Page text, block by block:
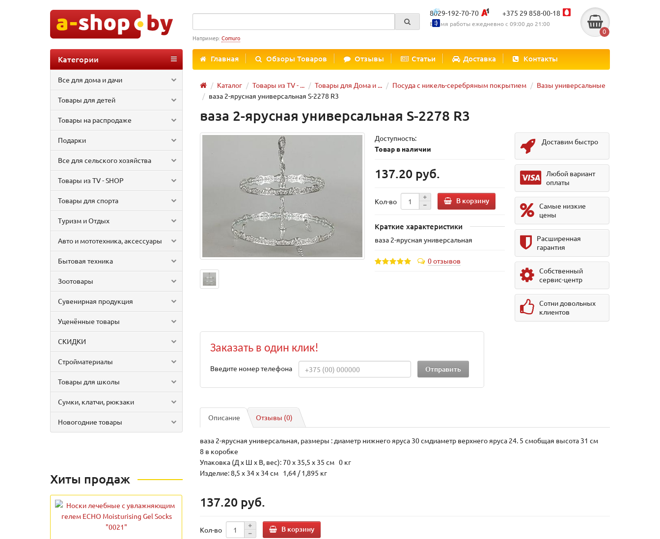
8029-192-70-70 +375 29 858-00-18
Время работы ежедневно с 09:00 до 21:00
0
Например: Comuro
Главная Обзоры Товаров Отзывы Статьи Доставка Контакты
Категории
Все для дома и дачи
Товары для детей
Товары на распродаже
Подарки
Все для сельского хозяйства
Товары из TV - SHOP
Товары для спорта
Туризм и Отдых
Авто и мототехника, аксессуары
Бытовая техника
Зоотовары
Сувенирная продукция
Уценённые товары
СКИДКИ
Стройматериалы
Товары для школы
Сумки, клатчи, рюкзаки
Новогодние товары
Каталог Товары из TV - ... Товары для Дома и ... Посуда с никель-серебряным покрытием
Вазы универсальные
ваза 2-ярусная универсальная S-2278 R3
Хиты продаж
ваза 2-ярусная универсальная S-2278 R3
Доступность:
Товар в наличии
137.20 руб.
Кол-во В корзину
Краткие характеристики
ваза 2-ярусная универсальная
0 отзывов
Доставим быстро
Любой вариант
оплаты
Самые низкие
цены
Расширенная
гарантия
Собственный
сервис-центр
Сотни довольных
клиентов
Заказать в один клик!
Введите номер телефона
Описание Отзывы (0)
ваза 2-ярусная универсальная, размеры : диаметр нижнего яруса 30 смдиаметр верхнего яруса 24. 5 смобщая высота 31 см
8 в коробке
Упаковка (Д х Ш х В, вес): 70 x 35,5 x 35 см 0 кг
Изделие: 8,5 x 34 x 34 см 1,64 / 1,895 кг
137.20 руб.
Кол-во В корзину